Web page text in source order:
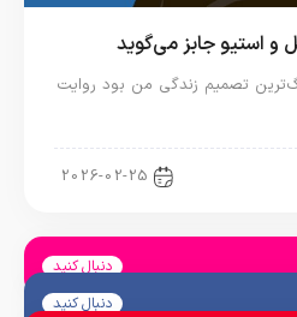
و استیو جابز می‌گوید
تصمیم زندگی من بود روایت
2026-02-25
دنبال کنید
دنبال کنید